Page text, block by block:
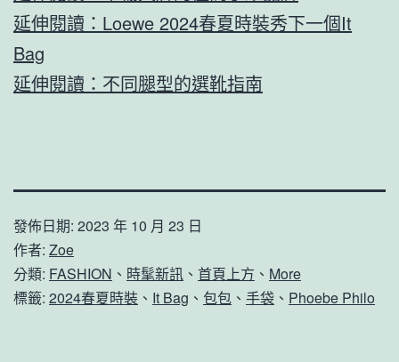
延伸閱讀：Loewe 2024春夏時裝秀下一個It
Bag
延伸閱讀：不同腿型的選靴指南
發佈日期: 2023 年 10 月 23 日
作者: Zoe
分類: FASHION 、 時髦新訊 、 首頁上方 、 More
標籤: 2024春夏時裝 、 It Bag 、 包包 、 手袋 、 Phoebe Philo